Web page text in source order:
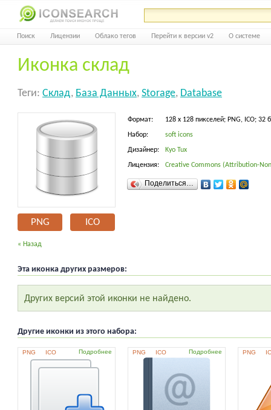
Поиск Лицензии Облако тегов Перейти к версии v2 О системе
Иконка склад
Теги: Склад, База Данных, Storage, Database
PNG ICO
Формат: 128 x 128 пикселей; PNG, ICO; 32
Набор: soft icons
Дизайнер: Kyo Tux
Лицензия: Creative Commons (Attribution-
Поделиться…
« Назад
Эта иконка других размеров:
Других версий этой иконки не найдено.
Другие иконки из этого набора:
PNG ICO Подробнее PNG ICO Подробнее PNG